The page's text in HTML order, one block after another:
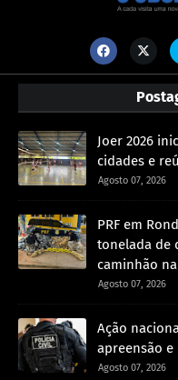
Joer 2026
cidades e
Agosto 07, 2026
PRF em
tonelada de
caminhão na
Agosto 07, 2026
Ação
apreensão
Agosto 07, 2026